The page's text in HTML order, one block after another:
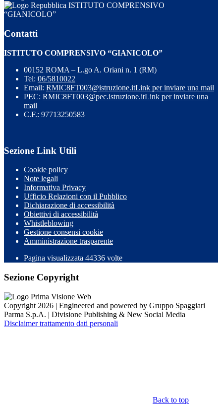
ISTITUTO COMPRENSIVO
“GIANICOLO”
Contatti
ISTITUTO COMPRENSIVO “GIANICOLO”
00152 ROMA – L.go A. Oriani n. 1 (RM)
Tel: 06/5810022
Email: RMIC8FT003@istruzione.itLink per inviare una mail
PEC: RMIC8FT003@pec.istruzione.itLink per inviare una
mail
C.F.: 97713250583
Sezione Link Utili
Cookie policy
Note legali
Informativa Privacy
Ufficio Relazioni con il Pubblico
Dichiarazione di accessibilità
Obiettivi di accessibilità
Whistleblowing
Gestione consensi cookie
Amministrazione trasparente
Pagina visualizzata 44336 volte
Sezione Copyright
Copyright 2026 | Engineered and powered by Gruppo Spaggiari
Parma S.p.A. | Divisione Publishing & New Social Media
Disclaimer trattamento dati personali
Back to top